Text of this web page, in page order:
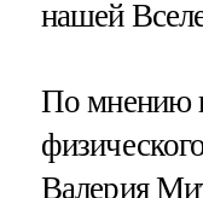
нашей
По мнению
Валерия